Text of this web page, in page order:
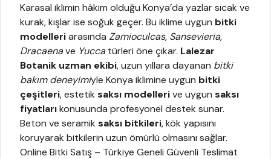
Karasal iklimin hâkim olduğu Konya’da yazlar sıcak ve
kurak, kışlar ise soğuk geçer. Bu iklime uygun bitki
modelleriarasında Zamioculcas, Sansevieria,
Dracaenave Yucca türleri öne çıkar. Lalezar
Botanik uzman ekibi, uzun yıllara dayanan bitki
bakım deneyimiyle Konya iklimine uygun bitki
çeşitleri, estetik saksı modellerive uygun saksı
fiyatlarıkonusunda profesyonel destek sunar.
Beton ve seramik saksı bitkileri, kök yapısını
koruyarak bitkilerin uzun ömürlü olmasını sağlar.
Online Bitki Satış – Türkiye Geneli Güvenli Teslimat